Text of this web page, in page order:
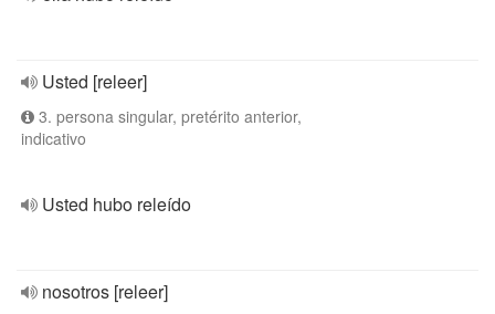
Usted [releer]
3. persona singular, pretérito anterior,
indicativo
Usted hubo releído
nosotros [releer]